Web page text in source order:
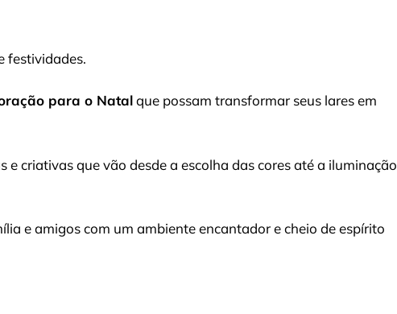
festividades.
para o Natalque possam transformar seus lares em
e criativas que vão desde a escolha das cores até a iluminação
e amigos com um ambiente encantador e cheio de espírito